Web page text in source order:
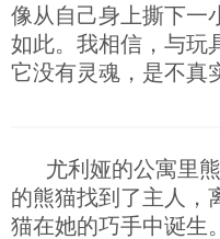
像从自己身上撕下一
如此。我相信，与玩
它没有灵魂，是不真
尤利娅的公寓里
的熊猫找到了主人，
猫在她的巧手中诞生